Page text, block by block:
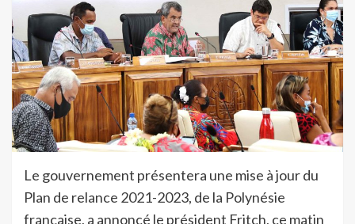
Le gouvernement présentera une mise à jour du
Plan de relance 2021-2023, de la Polynésie
française, a annoncé le président Fritch, ce matin